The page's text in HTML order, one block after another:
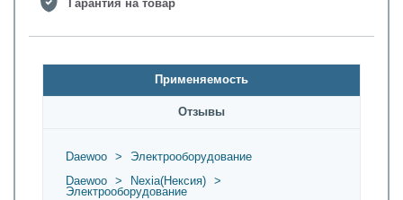
Гарантия на товар
Применяемость
Oтзывы
Daewoo >
Электрооборудование
Daewoo
> Nexia(Нексия)
>
Электрооборудование